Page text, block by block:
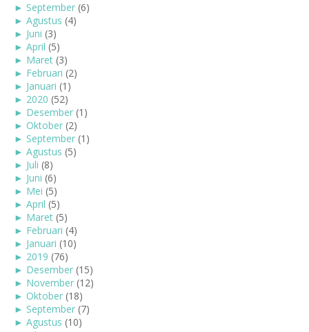
► September (6)
► Agustus (4)
► Juni (3)
► April (5)
► Maret (3)
► Februari (2)
► Januari (1)
► 2020 (52)
► Desember (1)
► Oktober (2)
► September (1)
► Agustus (5)
► Juli (8)
► Juni (6)
► Mei (5)
► April (5)
► Maret (5)
► Februari (4)
► Januari (10)
► 2019 (76)
► Desember (15)
► November (12)
► Oktober (18)
► September (7)
► Agustus (10)